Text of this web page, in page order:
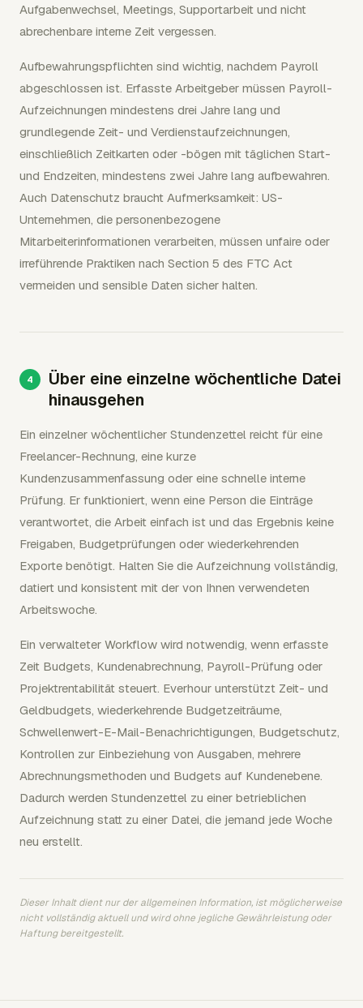
Aufgabenwechsel, Meetings, Supportarbeit und nicht
abrechenbare interne Zeit vergessen.
Aufbewahrungspflichten sind wichtig, nachdem Payroll
abgeschlossen ist. Erfasste Arbeitgeber müssen Payroll-
Aufzeichnungen mindestens drei Jahre lang und
grundlegende Zeit- und Verdienstaufzeichnungen,
einschließlich Zeitkarten oder -bögen mit täglichen Start-
und Endzeiten, mindestens zwei Jahre lang aufbewahren.
Auch Datenschutz braucht Aufmerksamkeit: US-
Unternehmen, die personenbezogene
Mitarbeiterinformationen verarbeiten, müssen unfaire oder
irreführende Praktiken nach Section 5 des FTC Act
vermeiden und sensible Daten sicher halten.
Über eine einzelne wöchentliche Datei
hinausgehen
Ein einzelner wöchentlicher Stundenzettel reicht für eine
Freelancer-Rechnung, eine kurze
Kundenzusammenfassung oder eine schnelle interne
Prüfung. Er funktioniert, wenn eine Person die Einträge
verantwortet, die Arbeit einfach ist und das Ergebnis keine
Freigaben, Budgetprüfungen oder wiederkehrenden
Exporte benötigt. Halten Sie die Aufzeichnung vollständig,
datiert und konsistent mit der von Ihnen verwendeten
Arbeitswoche.
Ein verwalteter Workflow wird notwendig, wenn erfasste
Zeit Budgets, Kundenabrechnung, Payroll-Prüfung oder
Projektrentabilität steuert. Everhour unterstützt Zeit- und
Geldbudgets, wiederkehrende Budgetzeiträume,
Schwellenwert-E-Mail-Benachrichtigungen, Budgetschutz,
Kontrollen zur Einbeziehung von Ausgaben, mehrere
Abrechnungsmethoden und Budgets auf Kundenebene.
Dadurch werden Stundenzettel zu einer betrieblichen
Aufzeichnung statt zu einer Datei, die jemand jede Woche
neu erstellt.
Dieser Inhalt dient nur der allgemeinen Information, ist möglicherweise
nicht vollständig aktuell und wird ohne jegliche Gewährleistung oder
Haftung bereitgestellt.